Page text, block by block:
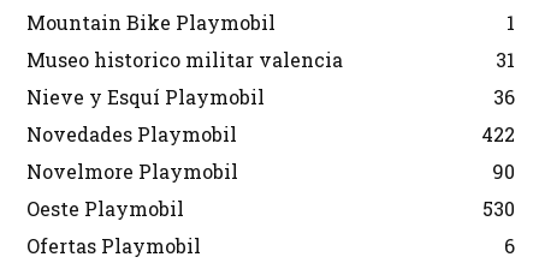
Mountain Bike Playmobil
1
Museo historico militar valencia
31
Nieve y Esquí Playmobil
36
Novedades Playmobil
422
Novelmore Playmobil
90
Oeste Playmobil
530
Ofertas Playmobil
6